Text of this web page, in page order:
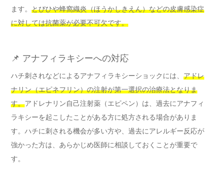
ます。 とびひや蜂窩織炎（ほうかしきえん）などの皮膚感染症
に対しては抗菌薬が必要不可欠です。
📌 アナフィラキシーへの対応
ハチ刺されなどによるアナフィラキシーショックには、 アドレ
ナリン（エピネフリン）の注射が第一選択の治療法となりま
す。アドレナリン自己注射薬（エピペン）は、過去にアナフィ
ラキシーを起こしたことがある方に処方される場合がありま
す。ハチに刺される機会が多い方や、過去にアレルギー反応が
強かった方は、あらかじめ医師に相談しておくことが重要で
す。